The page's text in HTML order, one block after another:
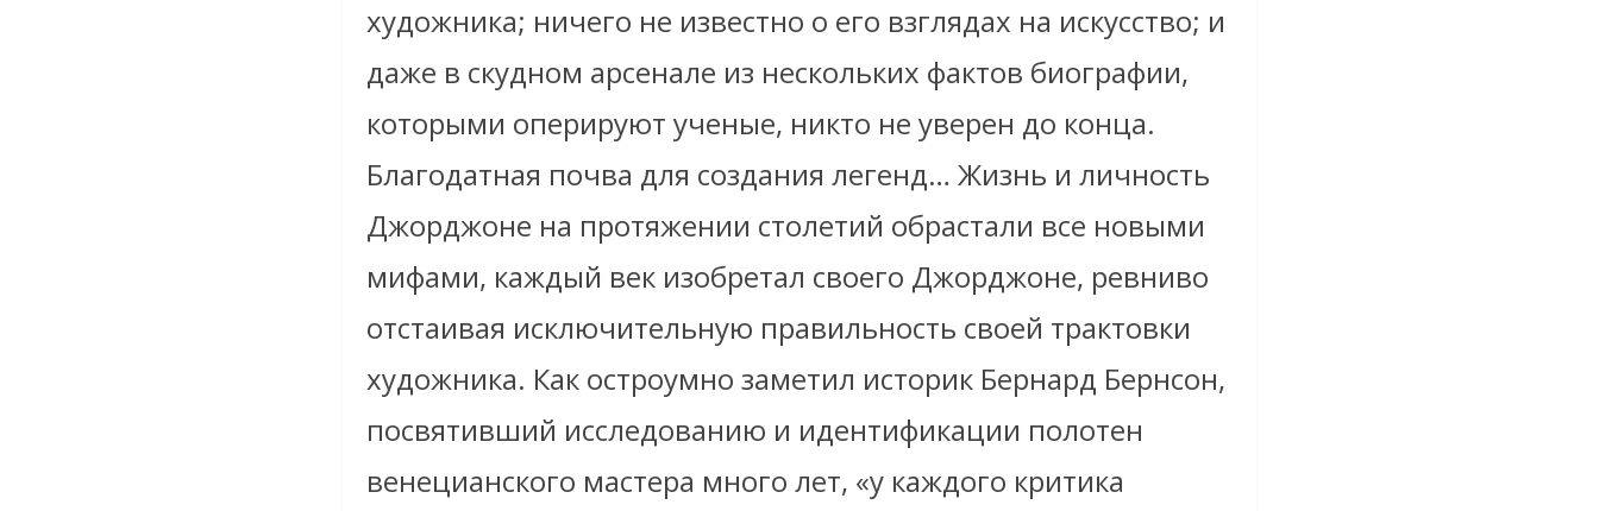
художника; ничего не известно о его взглядах на искусство; и
даже в скудном арсенале из нескольких фактов биографии,
которыми оперируют ученые, никто не уверен до конца.
Благодатная почва для создания легенд… Жизнь и личность
Джорджоне на протяжении столетий обрастали все новыми
мифами, каждый век изобретал своего Джорджоне, ревниво
отстаивая исключительную правильность своей трактовки
художника. Как остроумно заметил историк Бернард Бернсон,
посвятивший исследованию и идентификации полотен
венецианского мастера много лет, «у каждого критика